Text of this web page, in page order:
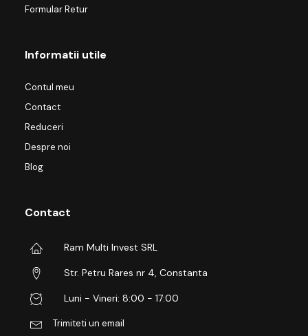
Formular Retur
Informatii utile
Contul meu
Contact
Reduceri
Despre noi
Blog
Contact
Ram Multi Invest SRL
Str. Petru Rares nr 4, Constanta
Luni - Vineri: 8:00 - 17:00
Trimiteti un email